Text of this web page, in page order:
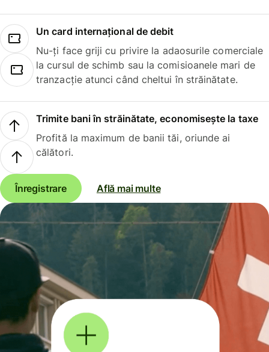
Un card internațional de debit
Nu-ți face griji cu privire la adaosurile comerciale
la cursul de schimb sau la comisioanele mari de
tranzacție atunci când cheltui în străinătate.
Trimite bani în străinătate, economisește la taxe
Profită la maximum de banii tăi, oriunde ai
călători.
Înregistrare Află mai multe